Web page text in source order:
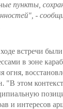
пункты,
-
встречи
в зоне
огня,
"В этом
и интересов